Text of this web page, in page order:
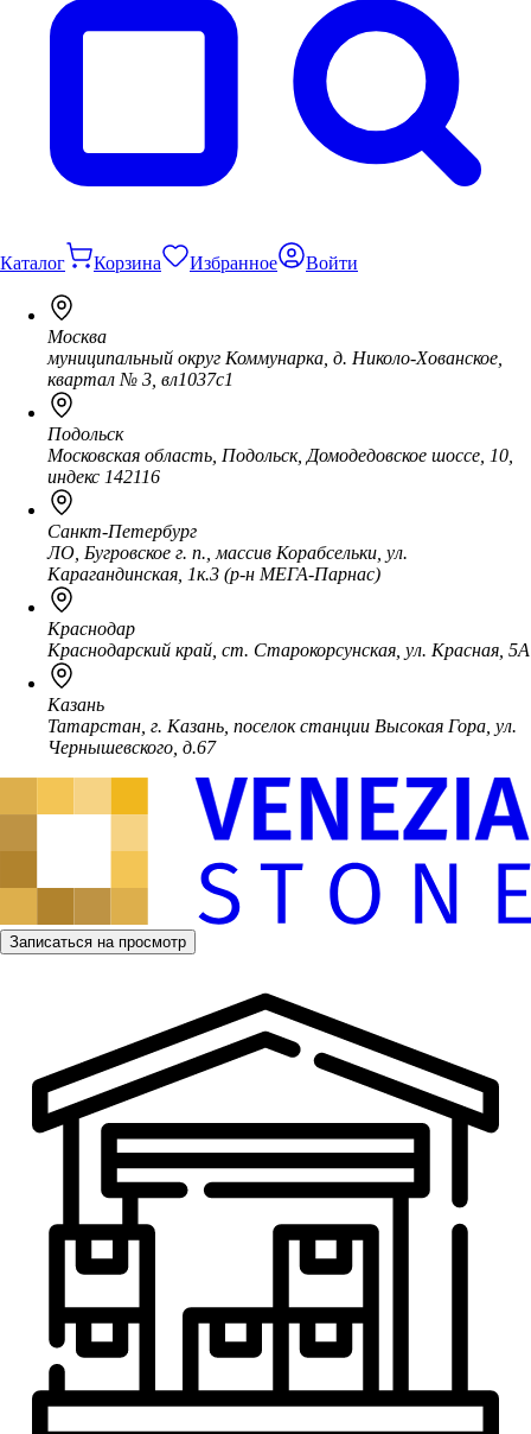
Каталог Корзина Избранное Войти
Москва
муниципальный округ Коммунарка, д. Николо-Хованское,
квартал № 3, вл1037с1
Подольск
Московская область, Подольск, Домодедовское шоссе, 10,
индекс 142116
Санкт-Петербург
ЛО, Бугровское г. п., массив Корабсельки, ул.
Карагандинская, 1к.3 (р-н МЕГА-Парнас)
Краснодар
Краснодарский край, ст. Старокорсунская, ул. Красная, 5А
Казань
Татарстан, г. Казань, поселок станции Высокая Гора, ул.
Чернышевского, д.67
Записаться на просмотр